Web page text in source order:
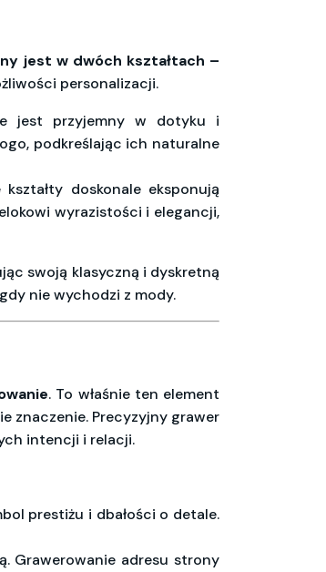
jest w dwóch kształtach –
personalizacji.
jest przyjemny w dotyku i
podkreślając ich naturalne
doskonale eksponują
wyrazistości i elegancji,
swoją klasyczną i dyskretną
nie wychodzi z mody.
. To właśnie ten element
znaczenie. Precyzyjny grawer
intencji i relacji.
prestiżu i dbałości o detale.
Grawerowanie adresu strony